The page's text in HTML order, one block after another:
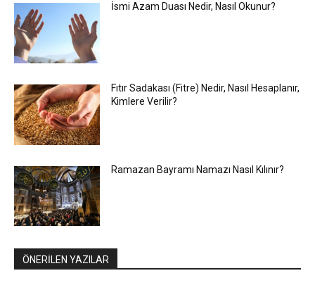
İsmi Azam Duası Nedir, Nasıl Okunur?
Fıtır Sadakası (Fitre) Nedir, Nasıl Hesaplanır,
Kimlere Verilir?
Ramazan Bayramı Namazı Nasıl Kılınır?
ÖNERİLEN YAZILAR